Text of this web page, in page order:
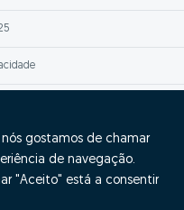
de Litígios
gostamos de chamar
de navegação.
"Aceito" está a consentir